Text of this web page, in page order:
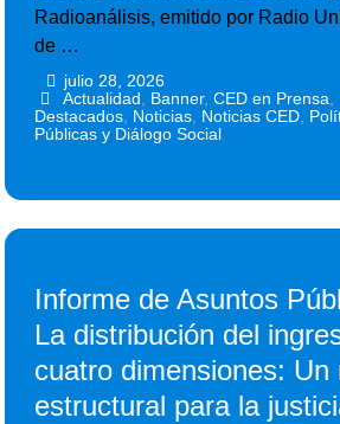
Radioanálisis, emitido por Radio
de …
julio 28, 2026
Actualidad Banner, CED en Prensa
Destacados Noticias Noticias CED
Públicas y Diálogo Social
Informe de Asuntos
La distribución del
cuatro dimensiones: Un
estructural para la